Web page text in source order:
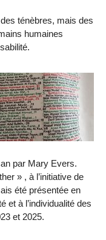
ténèbres, mais des
humaines
par Mary Evers.
» , à l’initiative de
été présentée en
et à l’individualité des
et 2025.